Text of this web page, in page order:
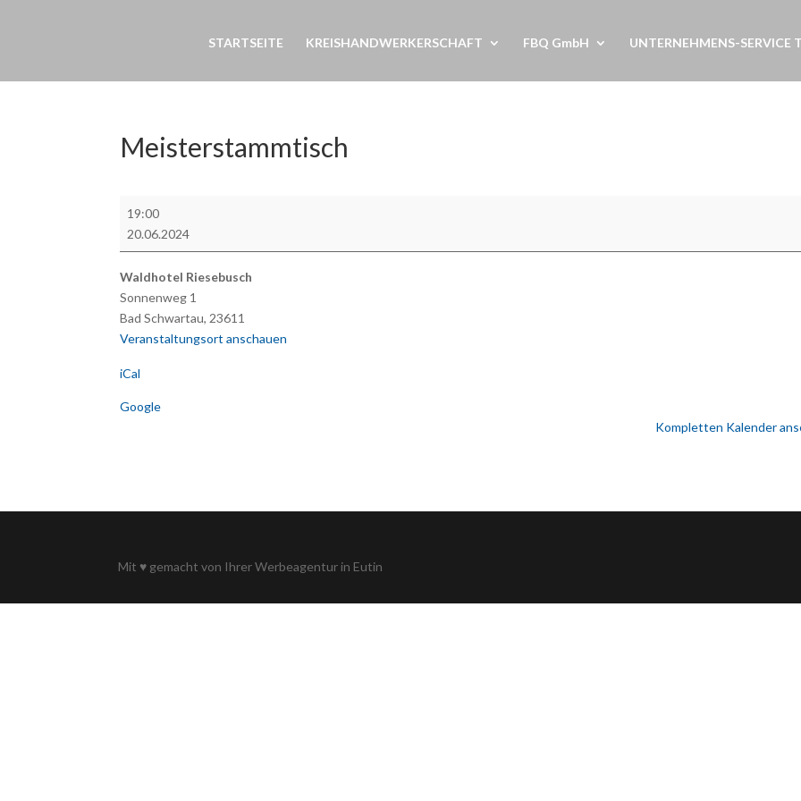
STARTSEITE KREISHANDWERKERSCHAFT FBQ GmbH UNTERNEHMENS-SERVICE
Meisterstammtisch
19:00
20.06.2024
Waldhotel Riesebusch
Sonnenweg 1
Bad Schwartau, 23611
Veranstaltungsort anschauen
iCal
Google
Kompletten Kalender
Mit ♥ gemacht von IhrerWerbeagentur in Eutin